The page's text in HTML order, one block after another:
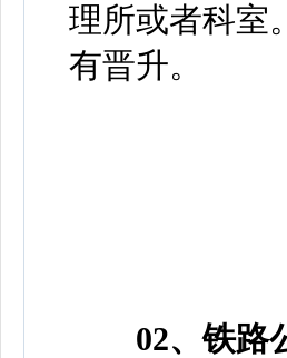
理所或者科室
有晋升。
02、铁路